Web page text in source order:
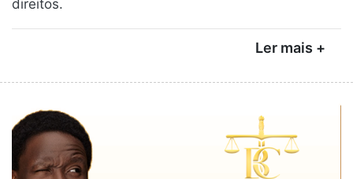
direitos.
Ler mais +